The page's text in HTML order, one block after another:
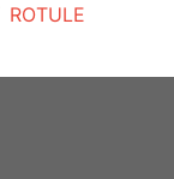
ROTULE